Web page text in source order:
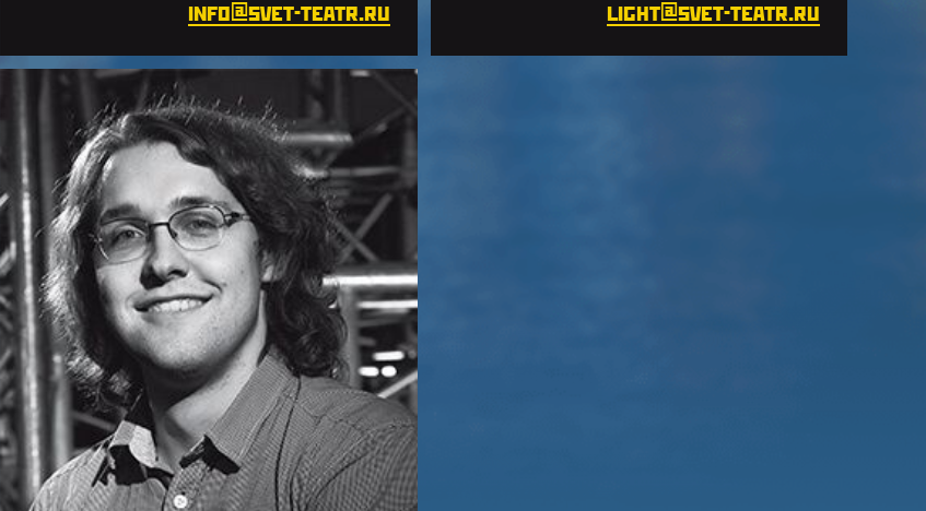
Yamaha
Радиомикрофоны, комплект
коммутации, штативы
Оформить
Yamaha
info@svet-teatr.ru
light@svet-teatr.ru